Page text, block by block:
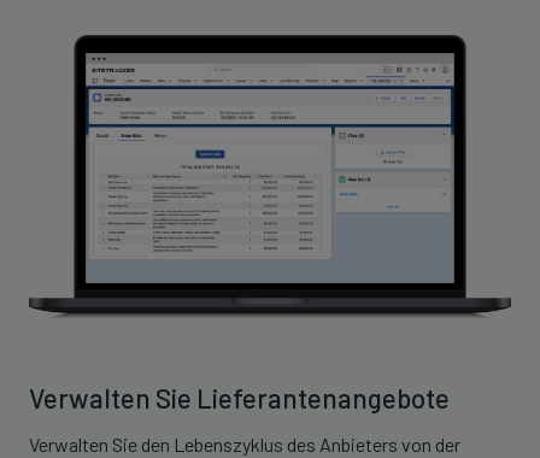
Verwalten Sie Lieferantenangebote
Verwalten Sie den Lebenszyklus des Anbieters von der